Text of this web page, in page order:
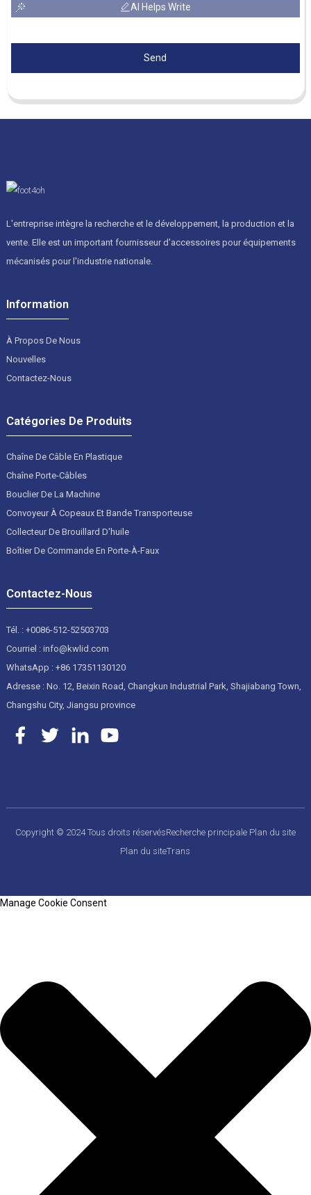
AI Helps Write
Send
L'entreprise intègre la recherche et le développement, la production et la
vente. Elle est un important fournisseur d'accessoires pour équipements
mécanisés pour l'industrie nationale.
Information
À Propos De Nous
Nouvelles
Contactez-Nous
Catégories De Produits
Chaîne De Câble En Plastique
Chaîne Porte-Câbles
Bouclier De La Machine
Convoyeur À Copeaux Et Bande Transporteuse
Collecteur De Brouillard D'huile
Boîtier De Commande En Porte-À-Faux
Contactez-Nous
Tél. : +0086-512-52503703
Courriel : info@kwlid.com
WhatsApp : +86 17351130120
Adresse : No. 12, Beixin Road, Changkun Industrial Park, Shajiabang Town,
Changshu City, Jiangsu province
Copyright © 2024 Tous droits réservésRecherche principale Plan du site
Plan du siteTrans
Manage Cookie Consent